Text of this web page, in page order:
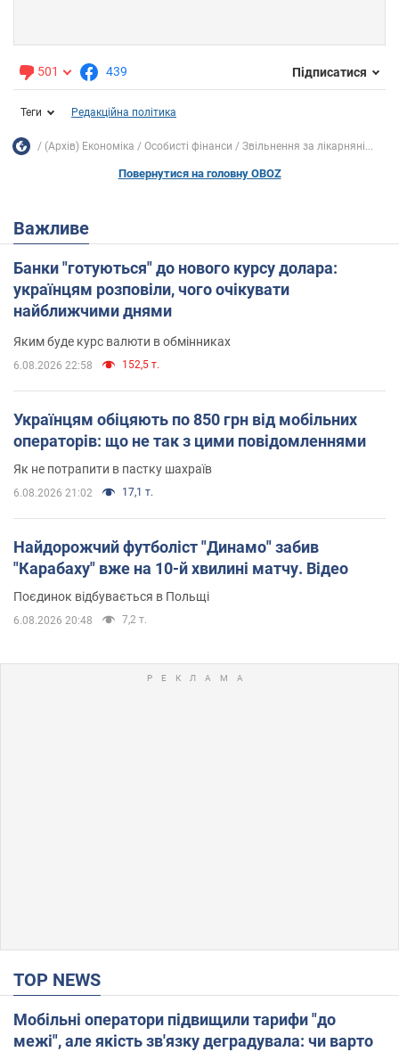
501 439 Підписатися
Теги Редакційна політика
(Архів) Економіка Особисті фінанси Звільнення за лікарняні...
Повернутися на головну OBOZ
Важливе
Банки "готуються" до нового курсу долара:
українцям розповіли, чого очікувати
найближчими днями
Яким буде курс валюти в обмінниках
6.08.2026 22:58 152,5 т.
Українцям обіцяють по 850 грн від мобільних
операторів: що не так з цими повідомленнями
Як не потрапити в пастку шахраїв
6.08.2026 21:02 17,1 т.
Найдорожчий футболіст "Динамо" забив
"Карабаху" вже на 10-й хвилині матчу. Відео
Поєдинок відбувається в Польщі
6.08.2026 20:48 7,2 т.
TOP NEWS
Мобільні оператори підвищили тарифи "до
межі", але якість зв'язку деградувала: чи варто